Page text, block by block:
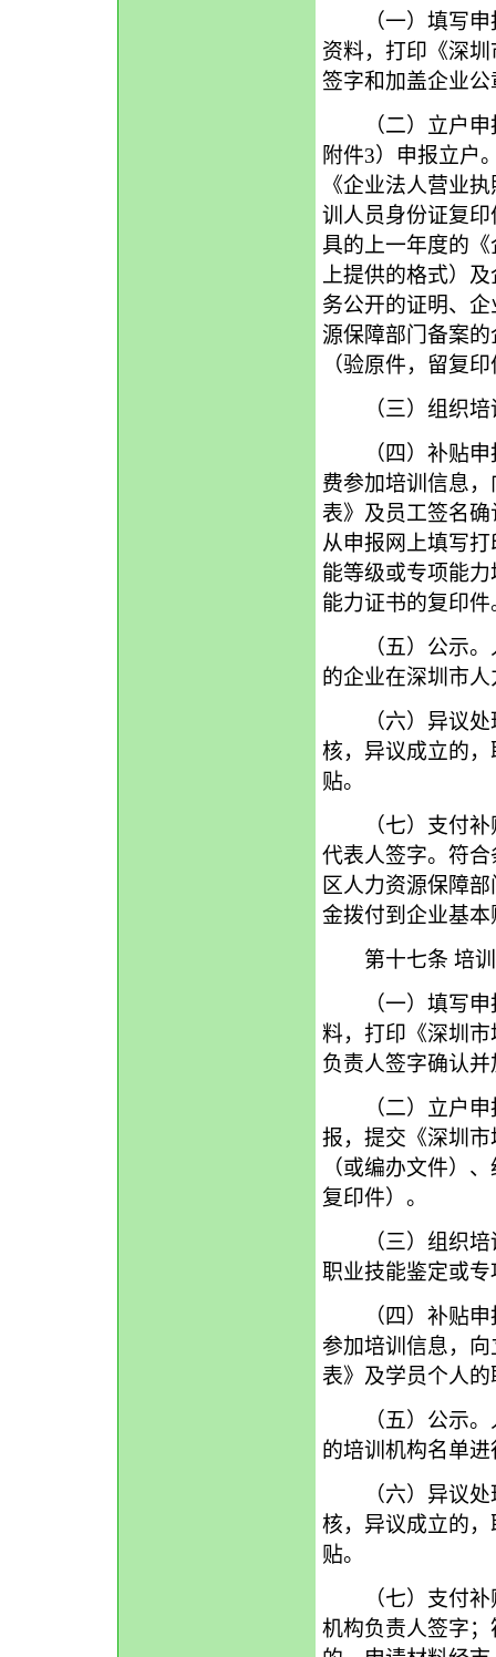
（一）填写申
资料，打印《深
签字和加盖企业公
（二）立户申
附件3）申报立户
《企业法人营业
训人员身份证复
具的上一年度的
上提供的格式）
务公开的证明、
源保障部门备案
（验原件，留复
（三）组织培
（四）补贴申
费参加培训信息
表》及员工签名
从申报网上填写
能等级或专项能
能力证书的复印件
（五）公示。
的企业在深圳市
（六）异议处
核，异议成立的
贴。
（七）支付补
代表人签字。符
区人力资源保障
金拨付到企业基本
第十七条 培训
（一）填写申
料，打印《深圳
负责人签字确认
（二）立户申
报，提交《深圳
（或编办文件）
复印件）。
（三）组织培
职业技能鉴定或
（四）补贴申
参加培训信息，
表》及学员个人
（五）公示。
的培训机构名单
（六）异议处
核，异议成立的
贴。
（七）支付补
机构负责人签字